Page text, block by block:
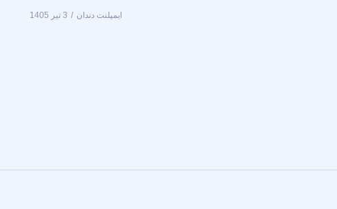
ایمپلنت دندان 3 تیر 1405